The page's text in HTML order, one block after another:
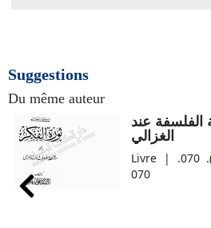
Suggestions
Du même auteur
الفلسفة عند
الغزالي
Livre | البلهوان, علي‏ (1990-1958). 070.
‏070